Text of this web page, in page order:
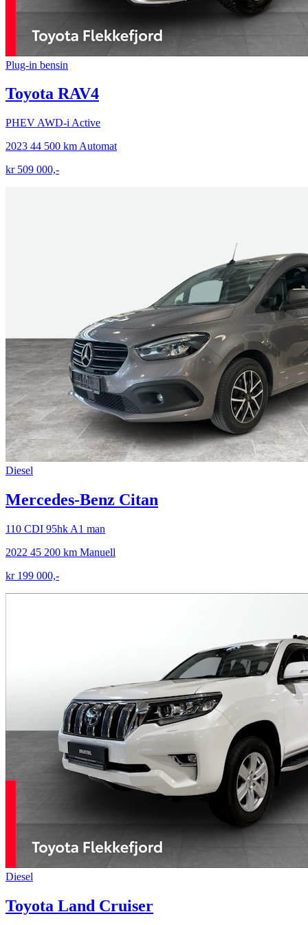
Plug-in bensin
Toyota RAV4
PHEV AWD-i Active
2023 44 500 km Automat
kr 509 000,-
Diesel
Mercedes-Benz Citan
110 CDI 95hk A1 man
2022 45 200 km Manuell
kr 199 000,-
Diesel
Toyota Land Cruiser